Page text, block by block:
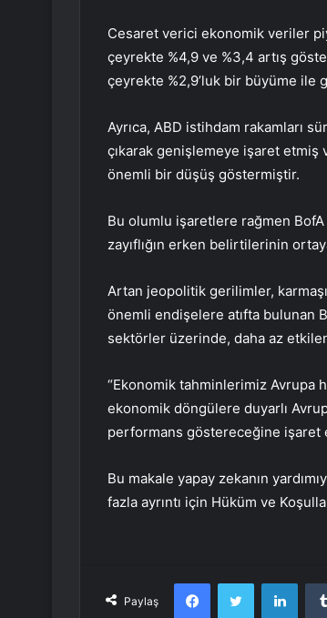
Cesaret verici ekonomik veriler
çeyrekte %4,9 ve %3,4 artış
çeyrekte %2,9’luk bir büyüme
Ayrıca, ABD istihdam rakamları
çıkarak genişlemeye işaret etmiş
önemli bir düşüş göstermiştir.
Bu olumlu işaretlere rağmen
zayıflığın erken belirtilerinin
Artan jeopolitik gerilimler,
önemli endişelere atıfta bulunan
sektörler üzerinde, daha az
“Ekonomik tahminlerimiz Avrupa
ekonomik döngülere duyarlı
performans göstereceğine işaret
Bu makale yapay zekanın
fazla ayrıntı için Hüküm ve
Paylaş
FacebookTwitter